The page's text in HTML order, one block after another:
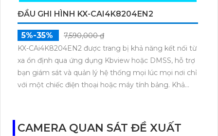
ĐẦU GHI HÌNH KX-CAI4K8204EN2
5%-35%
7,590,000 ₫
KX-CAi4K8204EN2 được trang bị khả năng kết nối từ
xa ổn định qua ứng dụng Kbview hoặc DMSS, hỗ trợ
bạn giám sát và quản lý hệ thống mọi lúc mọi nơi chỉ
với một chiếc điện thoại hoặc máy tính bảng. Khả
CAMERA QUAN SÁT ĐỀ XUẤT